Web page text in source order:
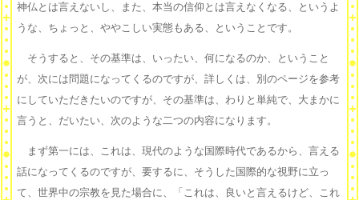
神仏とは言えないし、また、本当の信仰とは言えなくなる、というよ
うな、ちょっと、ややこしい実態もある、ということです。
そうすると、その基準は、いったい、何になるのか、ということ
が、次には問題になってくるのですが、詳しくは、別のページを参考
にしていただきたいのですが、その基準は、わりと単純で、大まかに
言うと、だいたい、次のような二つの内容になります。
まず第一には、これは、現代のような国際時代であるから、言える
話になってくるのですが、要するに、そうした国際的な視野に立っ
て、世界中の宗教を見た場合に、「これは、良いと言えるけど、これ